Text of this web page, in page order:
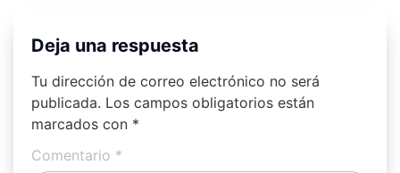
Deja una respuesta
Tu dirección de correo electrónico no será
publicada. Los campos obligatorios están
marcados con *
Comentario *